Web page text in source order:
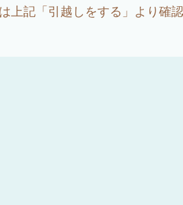
上記「引越しをする」より確